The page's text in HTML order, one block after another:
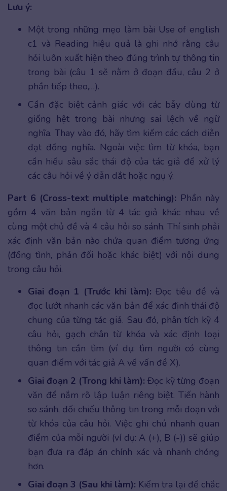
Lưu ý:
Một trong những mẹo làm bài Use of english
c1 và Reading hiệu quả là ghi nhớ rằng câu
hỏi luôn xuất hiện theo đúng trình tự thông tin
trong bài (câu 1 sẽ nằm ở đoạn đầu, câu 2 ở
phần tiếp theo,…).
Cần đặc biệt cảnh giác với các bẫy dùng từ
giống hệt trong bài nhưng sai lệch về ngữ
nghĩa. Thay vào đó, hãy tìm kiếm các cách diễn
đạt đồng nghĩa. Ngoài việc tìm từ khóa, bạn
cần hiểu sâu sắc thái độ của tác giả để xử lý
các câu hỏi về ý dẫn dắt hoặc ngụ ý.
Part 6 (Cross-text multiple matching): Phần này
gồm 4 văn bản ngắn từ 4 tác giả khác nhau về
cùng một chủ đề và 4 câu hỏi so sánh. Thí sinh phải
xác định văn bản nào chứa quan điểm tương ứng
(đồng tình, phản đối hoặc khác biệt) với nội dung
trong câu hỏi.
Giai đoạn 1 (Trước khi làm): Đọc tiêu đề và
đọc lướt nhanh các văn bản để xác định thái độ
chung của từng tác giả. Sau đó, phân tích kỹ 4
câu hỏi, gạch chân từ khóa và xác định loại
thông tin cần tìm (ví dụ: tìm người có cùng
quan điểm với tác giả A về vấn đề X).
Giai đoạn 2 (Trong khi làm): Đọc kỹ từng đoạn
văn để nắm rõ lập luận riêng biệt. Tiến hành
so sánh, đối chiếu thông tin trong mỗi đoạn với
từ khóa của câu hỏi. Việc ghi chú nhanh quan
điểm của mỗi người (ví dụ: A (+), B (-)) sẽ giúp
bạn đưa ra đáp án chính xác và nhanh chóng
hơn.
Giai đoạn 3 (Sau khi làm): Kiểm tra lại để chắc